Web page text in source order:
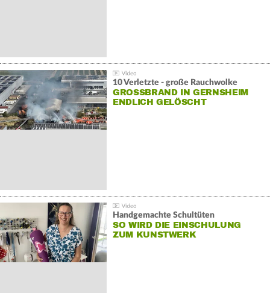
10 Verletzte - große Rauchwolke
GROSSBRAND IN GERNSHEIM E
NDLICH GELÖSCHT
Handgemachte Schultüten
SO WIRD DIE EINSCHULUNG
ZUM KUNSTWERK